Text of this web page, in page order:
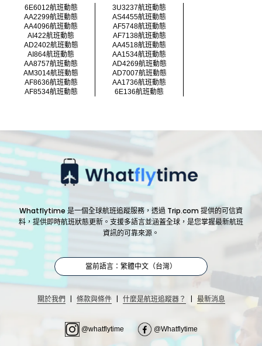
6E6012航班動態
3U3237航班動態
AA2299航班動態
AS4455航班動態
AA4096航班動態
AF5748航班動態
AI422航班動態
AF7138航班動態
AD2402航班動態
AA4518航班動態
AI864航班動態
AA1534航班動態
AA8757航班動態
AD4269航班動態
AM3014航班動態
AD7007航班動態
AF8636航班動態
AA1736航班動態
AF8534航班動態
6E136航班動態
Whatflytime 是一個全球航班追蹤服務，透過 Trip.com 提供的可信資
料，提供即時航班狀態更新。支援多語言並涵蓋全球，是您掌握最新航班
資訊的可靠來源。
當前語言：繁體中文（台灣）
關於我們 | 條款與條件 | 什麼是航班追蹤器？ | 最新消息
@whatflytime @Whatflytime